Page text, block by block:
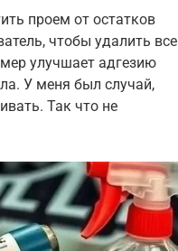
проем от остатков
чтобы удалить все
улучшает адгезию
У меня был случай,
Так что не